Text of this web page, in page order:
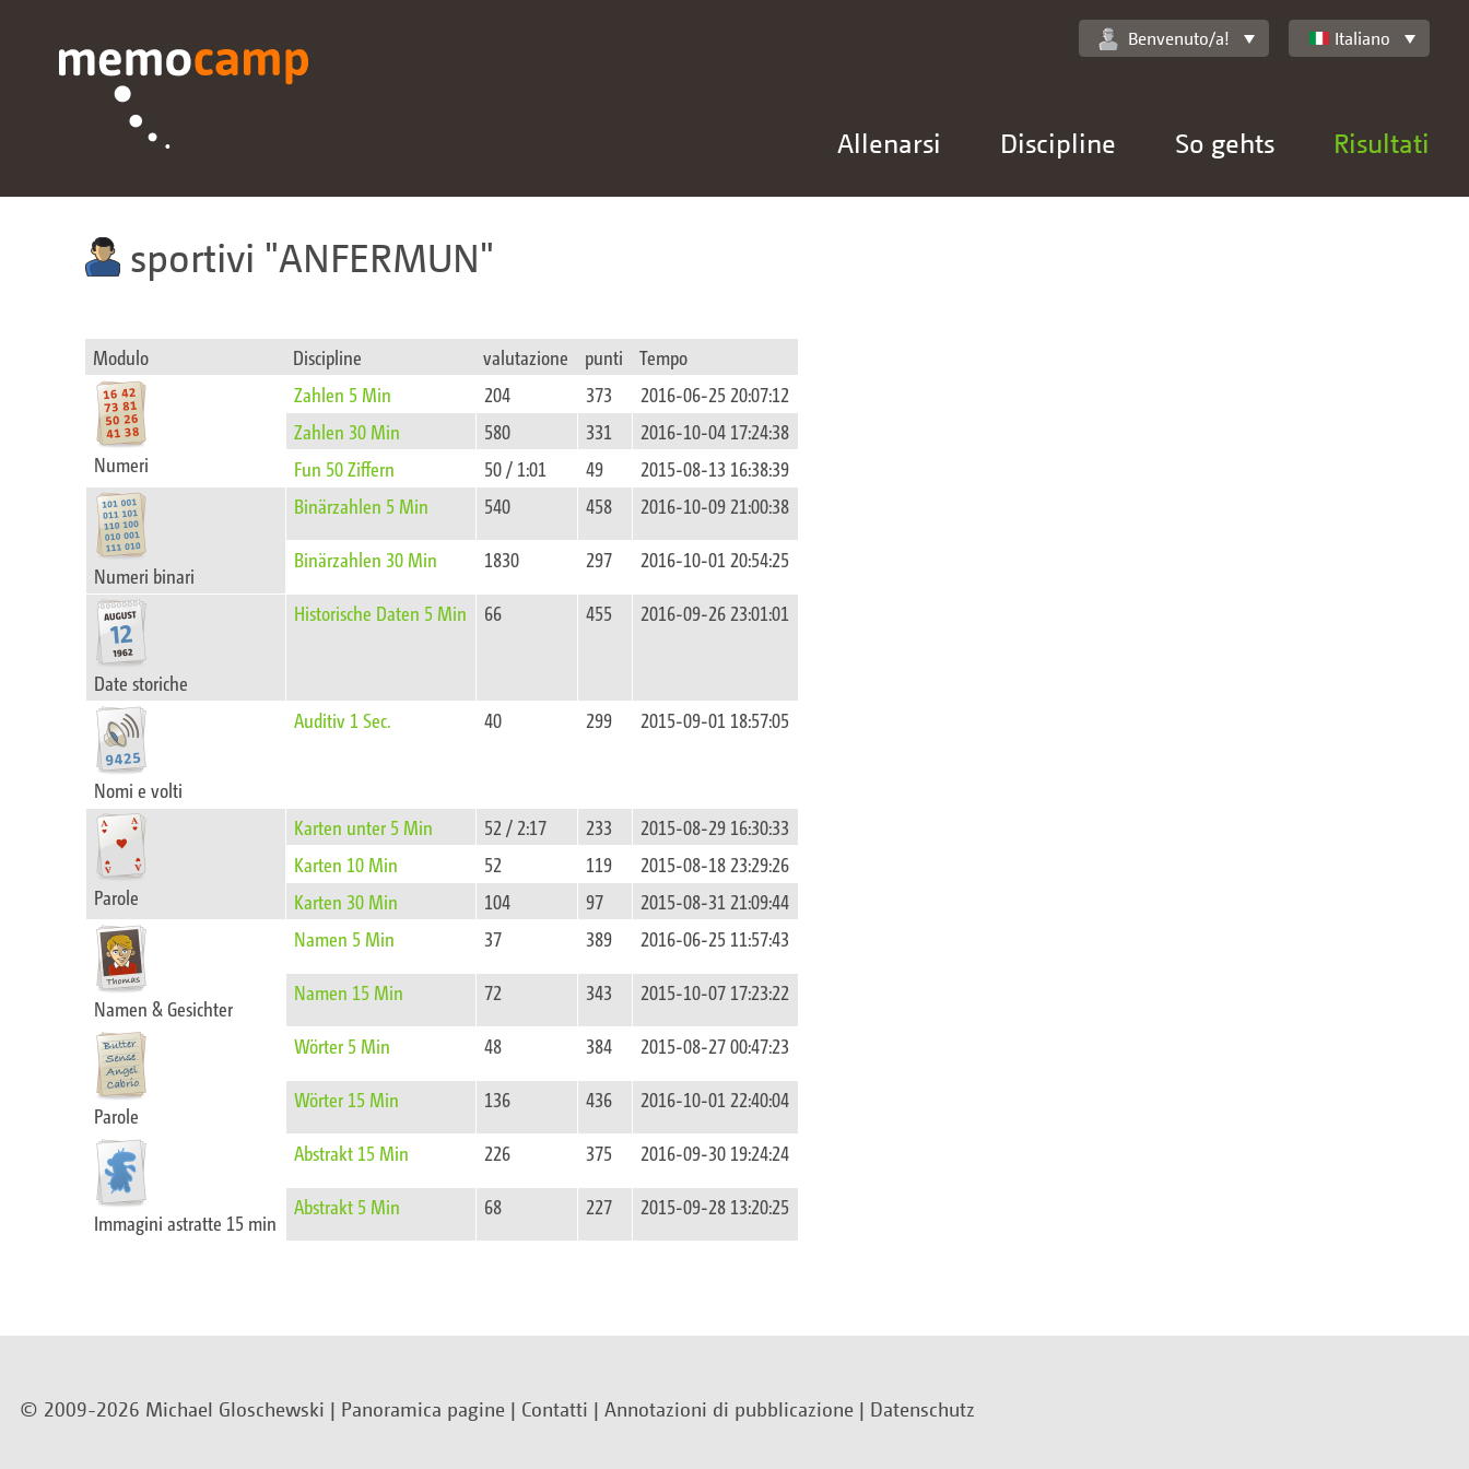
Allenarsi Discipline So gehts Risultati
Benvenuto/a! Italiano
sportivi ANFERMUN
Modulo Discipline valutazione punti Tempo
Numeri
Zahlen 5 Min 204 373
2016-06-25 20:07:12
Zahlen 30 Min
580 331
2016-10-04 17:24:38
Fun 50 Ziffern
50 / 1:01 49 2015-08-13 16:38:39
Numeri binari
Binärzahlen 5 Min 540 458 2016-10-09 21:00:38
Binärzahlen 30 Min 1830 297 2016-10-01 20:54:25
Date storiche
Historische Daten 5 Min 66 455 2016-09-26 23:01:01
Nomi e volti
Auditiv 1 Sec. 40 299 2015-09-01 18:57:05
Parole
Karten unter 5 Min 52 / 2:17 233
2015-08-29 16:30:33
Karten 10 Min
52 119
2015-08-18 23:29:26
Karten 30 Min
104 97 2015-08-31 21:09:44
Namen & Gesichter
Namen 5 Min 37 389 2016-06-25 11:57:43
Namen 15 Min 72 343 2015-10-07 17:23:22
Parole
Wörter 5 Min 48 384 2015-08-27 00:47:23
Wörter 15 Min 136 436 2016-10-01 22:40:04
Immagini astratte 15 min
Abstrakt 15 Min 226 375 2016-09-30 19:24:24
Abstrakt 5 Min 68 227 2015-09-28 13:20:25
© 2009-2026 Michael Gloschewski | Panoramica pagine | Contatti | Annotazioni di pubblicazione | Datenschutz